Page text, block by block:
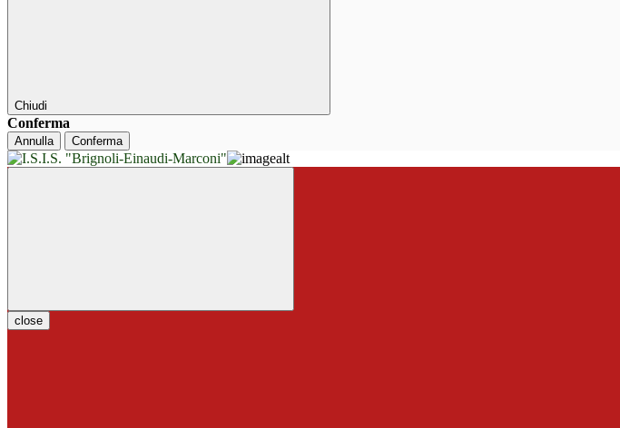
Chiudi
Conferma
Annulla Conferma
close